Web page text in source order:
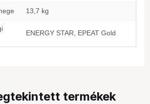
13,7 kg
ENERGY STAR, EPEAT Gold
termékek